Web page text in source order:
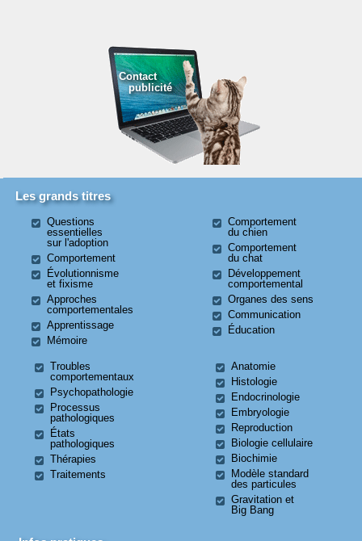
Contact
publicité
Les grands titres
Questions
essentielles
sur l'adoption
Comportement
Évolutionnisme
et fixisme
Approches
comportementales
Apprentissage
Mémoire
Comportement
du chien
Comportement
du chat
Développement
comportemental
Organes des sens
Communication
Éducation
Troubles
comportementaux
Psychopathologie
Processus
pathologiques
États
pathologiques
Thérapies
Traitements
Anatomie
Histologie
Endocrinologie
Embryologie
Reproduction
Biologie cellulaire
Biochimie
Modèle standard
des particules
Gravitation et
Big Bang